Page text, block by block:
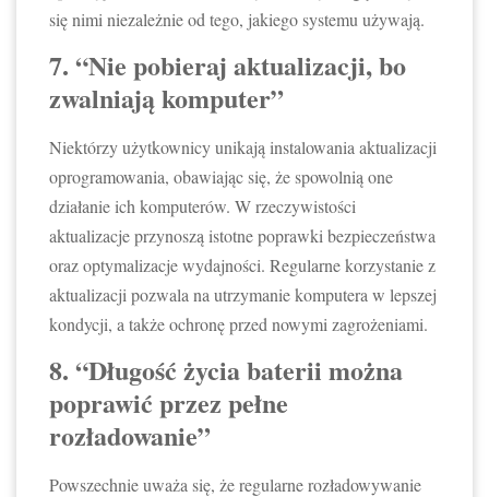
się nimi niezależnie od tego, jakiego systemu używają.
7. “Nie pobieraj aktualizacji, bo
zwalniają komputer”
Niektórzy użytkownicy unikają instalowania aktualizacji
oprogramowania, obawiając się, że spowolnią one
działanie ich komputerów. W rzeczywistości
aktualizacje przynoszą istotne poprawki bezpieczeństwa
oraz optymalizacje wydajności. Regularne korzystanie z
aktualizacji pozwala na utrzymanie komputera w lepszej
kondycji, a także ochronę przed nowymi zagrożeniami.
8. “Długość życia baterii można
poprawić przez pełne
rozładowanie”
Powszechnie uważa się, że regularne rozładowywanie